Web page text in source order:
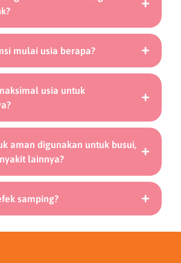
mulai usia berapa?
usia untuk
aman digunakan untuk busui,
lainnya?
samping?